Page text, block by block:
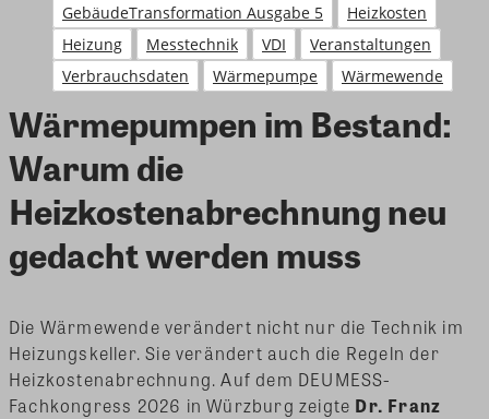
GebäudeTransformation Ausgabe 5
Heizkosten
Heizung
Messtechnik VDI
Veranstaltungen
Verbrauchsdaten
Wärmepumpe Wärmewende
Wärmepumpen im Bestand:
Warum die
Heizkostenabrechnung neu
gedacht werden muss
Die Wärmewende verändert nicht nur die Technik im
Heizungskeller. Sie verändert auch die Regeln der
Heizkostenabrechnung. Auf dem DEUMESS-
Fachkongress 2026 in Würzburg zeigte Dr. Franz